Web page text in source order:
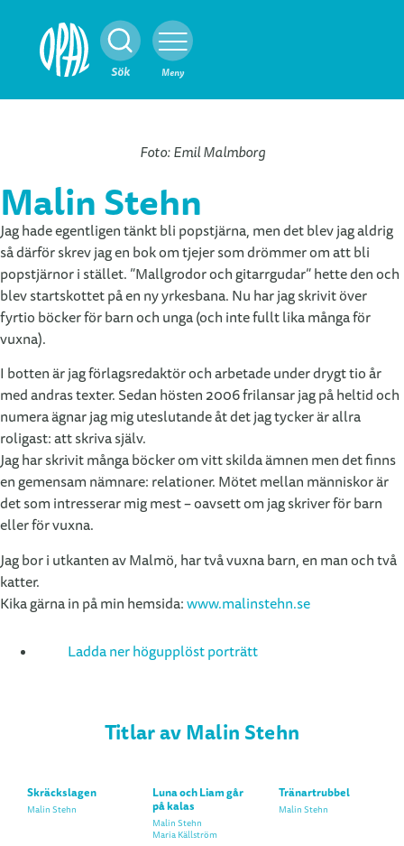
Sök
Stäng Meny
Foto: Emil Malmborg
Malin Stehn
Jag hade egentligen tänkt bli popstjärna, men det blev jag aldrig
så därför skrev jag en bok om tjejer som drömmer om att bli
popstjärnor i stället. ”Mallgrodor och gitarrgudar” hette den och
blev startskottet på en ny yrkesbana. Nu har jag skrivit över
fyrtio böcker för barn och unga (och inte fullt lika många för
vuxna).
I botten är jag förlagsredaktör och arbetade under drygt tio år
med andras texter. Sedan hösten 2006 frilansar jag på heltid och
numera ägnar jag mig uteslutande åt det jag tycker är allra
roligast: att skriva själv.
Jag har skrivit många böcker om vitt skilda ämnen men det finns
en gemensam nämnare: relationer. Mötet mellan människor är
det som intresserar mig mest – oavsett om jag skriver för barn
eller för vuxna.
Jag bor i utkanten av Malmö, har två vuxna barn, en man och två
katter.
Kika gärna in på min hemsida:www.malinstehn.se
Ladda ner högupplöst porträtt
Titlar av Malin Stehn
Skräckslagen
Malin Stehn
Luna och Liam går
på kalas
Malin Stehn
Maria Källström
Tränartrubbel
Malin Stehn